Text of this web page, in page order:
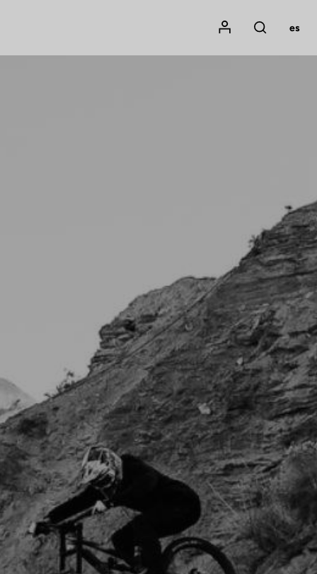
Mon compte
Rechercher
es